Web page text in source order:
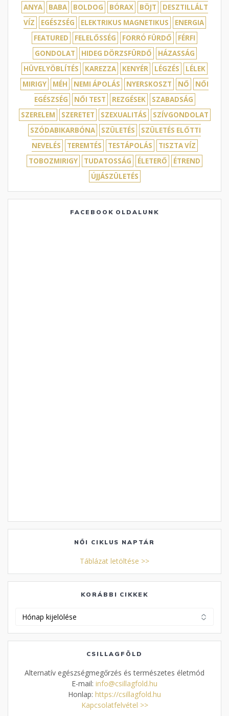
ANYA BABA BOLDOG BÓRAX BÖJT
DESZTILLÁLT
VÍZ
EGÉSZSÉG ELEKTRIKUS MAGNETIKUS
ENERGIA
FEATURED
FELELŐSSÉG FORRÓ FÜRDŐ
FÉRFI
GONDOLAT
HIDEG DÖRZSFÜRDŐ
HÁZASSÁG
HÜVELYÖBLÍTÉS
KAREZZA KENYÉR LÉGZÉS
LÉLEK
MIRIGY
MÉH NEMI ÁPOLÁS NYERSKOSZT NŐ
NŐI
EGÉSZSÉG
NŐI TEST REZGÉSEK
SZABADSÁG
SZERELEM
SZERETET SZEXUALITÁS
SZÍVGONDOLAT
SZÓDABIKARBÓNA
SZÜLETÉS
SZÜLETÉS ELŐTTI
NEVELÉS
TEREMTÉS TESTÁPOLÁS
TISZTA VÍZ
TOBOZMIRIGY
TUDATOSSÁG ÉLETERŐ
ÉTREND
ÚJJÁSZÜLETÉS
FACEBOOK OLDALUNK
NŐI CIKLUS NAPTÁR
Táblázat letöltése >>
KORÁBBI CIKKEK
CSILLAGFÖLD
Alternatív egészségmegőrzés és természetes életmód
E-mail: info@csillagfold.hu
Honlap: https://csillagfold.hu
Kapcsolatfelvétel >>